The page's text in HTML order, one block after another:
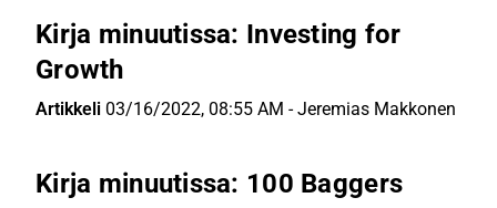
Kirja minuutissa: Investing for
Growth
Artikkeli 03/16/2022, 08:55 AM -Jeremias Makkonen
Kirja minuutissa: 100 Baggers